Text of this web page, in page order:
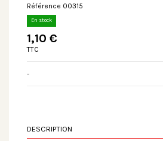
Référence 00315
En stock
1,10 €
TTC
-
DESCRIPTION